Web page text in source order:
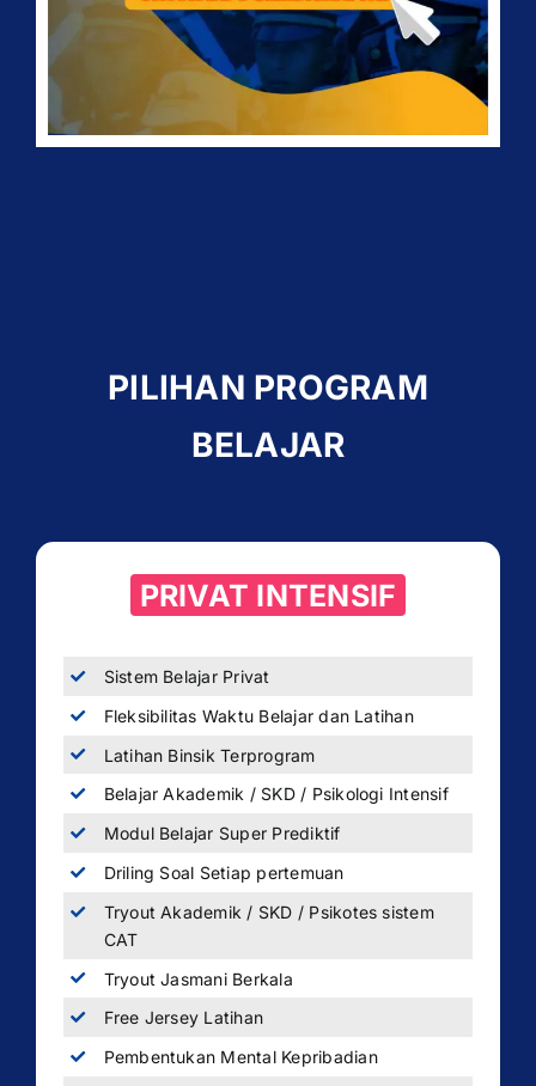
PILIHAN PROGRAM
BELAJAR
PRIVAT INTENSIF
Sistem Belajar Privat
Fleksibilitas Waktu Belajar dan Latihan
Latihan Binsik Terprogram
Belajar Akademik / SKD / Psikologi Intensif
Modul Belajar Super Prediktif
Driling Soal Setiap pertemuan
Tryout Akademik / SKD / Psikotes sistem
CAT
Tryout Jasmani Berkala
Free Jersey Latihan
Pembentukan Mental Kepribadian